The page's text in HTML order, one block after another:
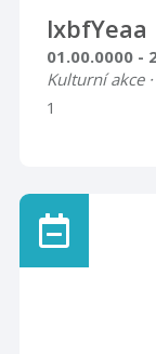
lxbfYeaa
01.00.0000 -
Kulturní akce
1